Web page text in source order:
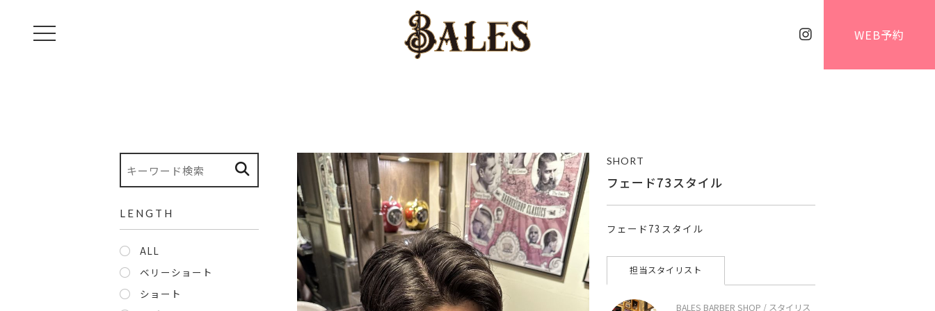
toggle navigation WEB予約
SHORT
フェード73スタイル
フェード73スタイル
担当スタイリスト
BALES BARBER SHOP / スタイリス
LENGTH
ALL
ベリーショート
ショート